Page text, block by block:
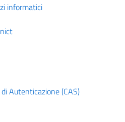
informatici
Autenticazione (CAS)